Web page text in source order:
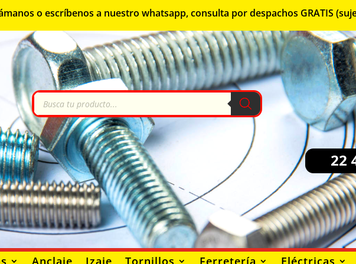
o escríbenos a nuestro whatsapp, consulta por despachos GRATIS
Búsqueda
productos
22
Anclaje Izaje Tornillos Ferretería Eléctricas